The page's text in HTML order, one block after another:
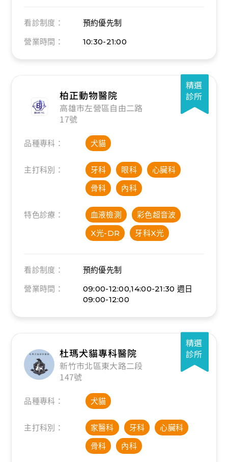
看診制度：
預約優先制
營業時間：
10:30-21:00
精選
診所
柏正動物醫院
高雄市左營區自由二路
17號
品種專科： 犬貓
主打科別： 牙科 眼科
心臟科
骨科
內科
特色診療： 血液檢測
彩色超音波
X光-DR
牙科X光
看診制度：
預約優先制
營業時間：
09:00-12:00,14:00-21:30 週日
09:00-12:00
精選
診所
杜瑪犬貓專科醫院
新竹市北區東大路二段
147號
品種專科： 犬貓
主打科別： 家醫科 牙科
心臟科
骨科
內科